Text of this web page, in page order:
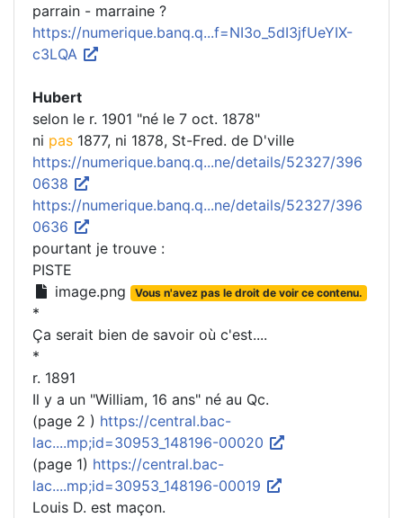
parrain - marraine ?
https://numerique.banq.q...f=NI3o_5dI3jfUeYIX-
c3LQA
Hubert
selon le r. 1901 "né le 7 oct. 1878"
ni pas 1877, ni 1878, St-Fred. de D'ville
https://numerique.banq.q...ne/details/52327/396
0638
https://numerique.banq.q...ne/details/52327/396
0636
pourtant je trouve :
PISTE
image.png
Vous n'avez pas le droit de voir ce contenu.
*
Ça serait bien de savoir où c'est....
*
r. 1891
Il y a un "William, 16 ans" né au Qc.
(page 2 ) https://central.bac-
lac....mp;id=30953_148196-00020
(page 1) https://central.bac-
lac....mp;id=30953_148196-00019
Louis D. est maçon.